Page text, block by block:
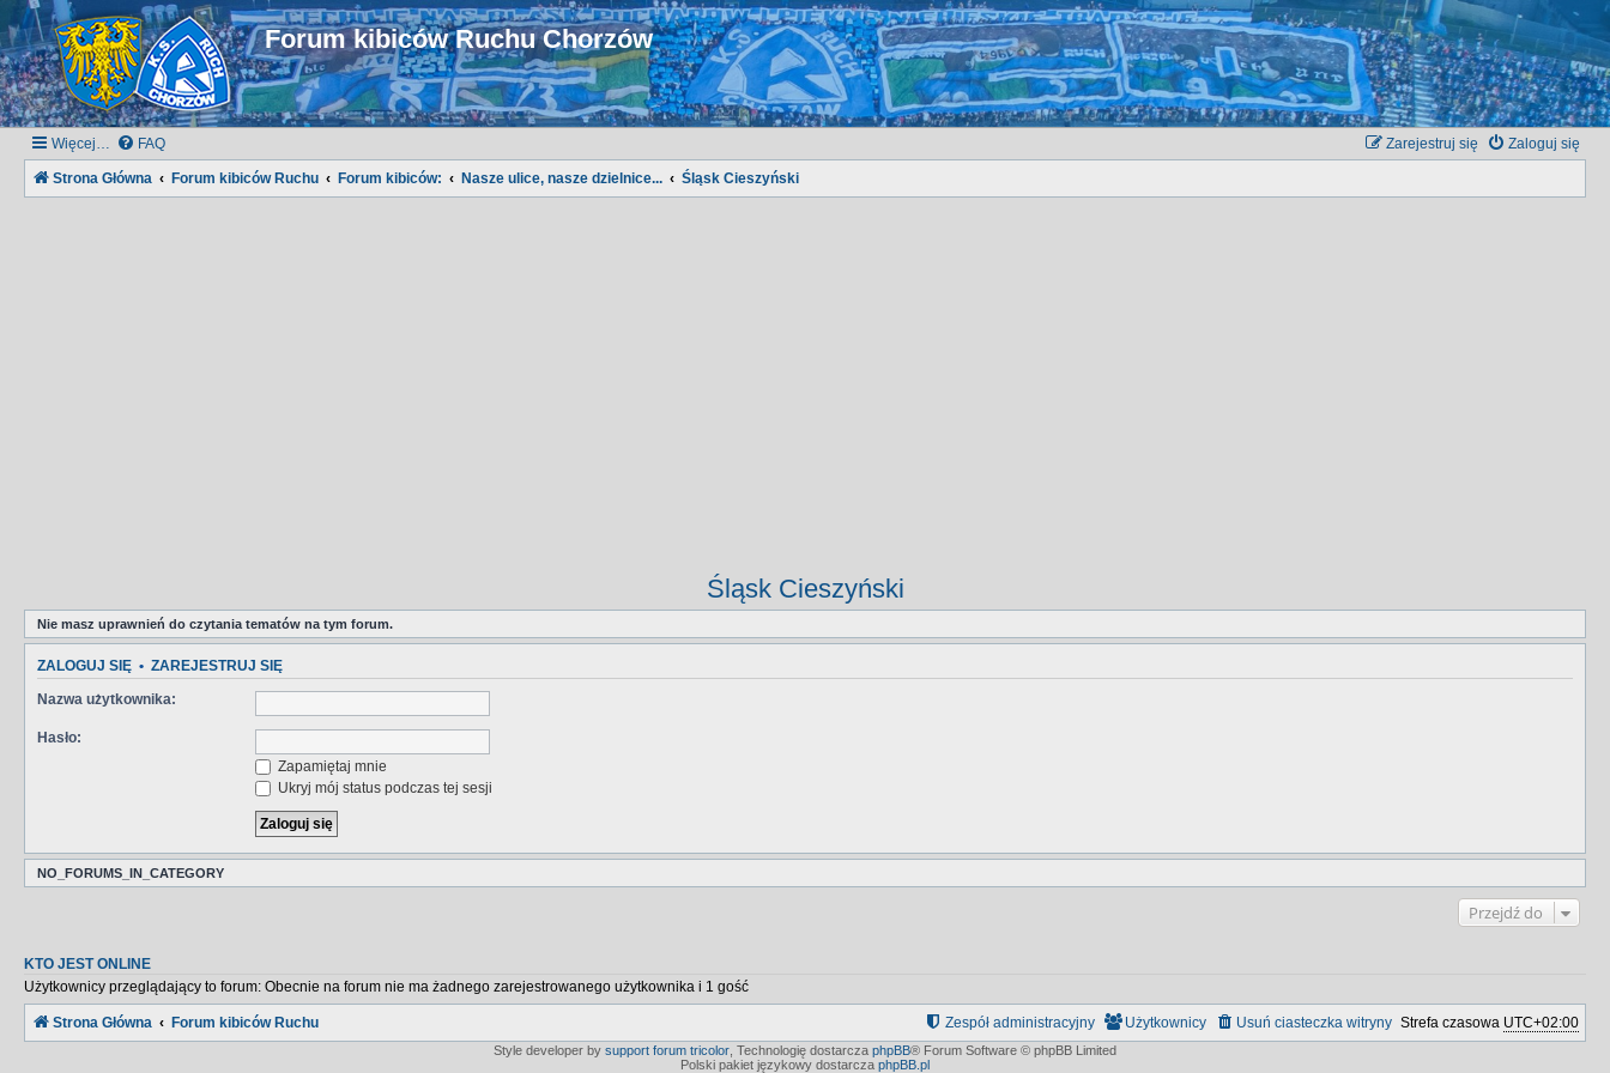
Forum kibiców Ruchu Chorzów
Więcej… FAQ Zaloguj się
Zarejestruj się
Strona Główna Forum kibiców Ruchu Forum kibiców: Nasze ulice, nasze dzielnice... Śląsk Cieszyński
Śląsk Cieszyński
Nie masz uprawnień do czytania tematów na tym forum.
ZALOGUJ SIĘ • ZAREJESTRUJ SIĘ
Nazwa użytkownika:
Hasło:
Zapamiętaj mnie
Ukryj mój status podczas tej sesji
NO_FORUMS_IN_CATEGORY
Przejdź do
KTO JEST ONLINE
Użytkownicy przeglądający to forum: Obecnie na forum nie ma żadnego zarejestrowanego użytkownika i 1 gość
Strona Główna Forum kibiców Ruchu Strefa czasowa UTC+02:00
Usuń ciasteczka witryny
Użytkownicy
Zespół administracyjny
Style developer by support forum tricolor Technologię dostarcza phpBB® Forum Software © phpBB Limited
Polski pakiet językowy dostarcza phpBB.pl